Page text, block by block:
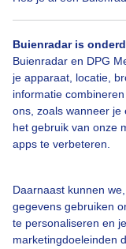
Buienradar is
Buienradar en DPG
je apparaat, locatie,
informatie
ons, zoals wanneer je
het gebruik van onze
apps te verbeteren.
Daarnaast kunnen
gegevens gebruiken
te personaliseren en
marketingdoeleinden
Bekijk slideshow